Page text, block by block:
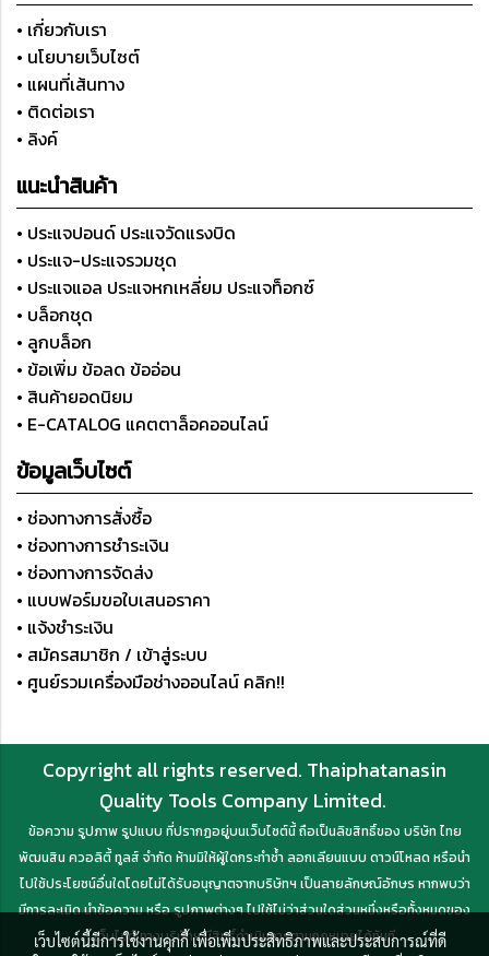
• เกี่ยวกับเรา
• นโยบายเว็บไซต์
• แผนที่เส้นทาง
• ติดต่อเรา
• ลิงค์
แนะนำสินค้า
• ประแจปอนด์ ประแจวัดแรงบิด
• ประแจ-ประแจรวมชุด
• ประแจแอล ประแจหกเหลี่ยม ประแจท็อกซ์
• บล็อกชุด
• ลูกบล็อก
• ข้อเพิ่ม ข้อลด ข้ออ่อน
• สินค้ายอดนิยม
• E-CATALOG แคตตาล็อคออนไลน์
ข้อมูลเว็บไซต์
• ช่องทางการสั่งซื้อ
• ช่องทางการชำระเงิน
• ช่องทางการจัดส่ง
• แบบฟอร์มขอใบเสนอราคา
• แจ้งชำระเงิน
• สมัครสมาชิก / เข้าสู่ระบบ
• ศูนย์รวมเครื่องมือช่างออนไลน์ คลิก!!
Copyright all rights reserved. Thaiphatanasin
Quality Tools Company Limited.
ข้อความ รูปภาพ รูปแบบ ที่ปรากฏอยู่บนเว็บไซต์นี้ ถือเป็นลิขสิทธิ์ของ บริษัท ไทย
พัฒนสิน ควอลิตี้ ทูลส์ จำกัด ห้ามมิให้ผู้ใดกระทำซ้ำ ลอกเลียนแบบ ดาวน์โหลด หรือนำ
ไปใช้ประโยชน์อื่นใดโดยไม่ได้รับอนุญาตจากบริษัทฯ เป็นลายลักษณ์อักษร หากพบว่า
มีการละเมิด นำข้อความ หรือ รูปภาพต่างๆ ไปใช้ไม่ว่าส่วนใดส่วนหนึ่งหรือทั้งหมดของ
เว็บไซต์ ทางบริษัทฯ มีสิทธิ์ดำเนินการตามกฎหมายได้ทันที
เว็บไซต์นี้มีการใช้งานคุกกี้ เพื่อเพิ่มประสิทธิภาพและประสบการณ์ที่ดี